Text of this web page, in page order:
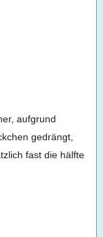
gedrängt,
fast die hälfte